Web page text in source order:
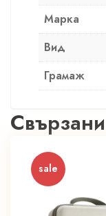
Марка
Вид
Грамаж
sale